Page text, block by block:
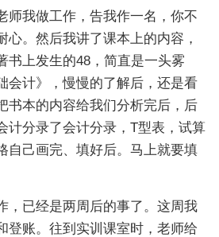
我做工作，告我作一名，你不
心。然后我讲了课本上的内容，
书上发生的48，简直是一头雾
会计》，慢慢的了解后，还是看
书本的内容给我们分析完后，后
计分录了会计分录，T型表，试算
自己画完、填好后。马上就要填
已经是两周后的事了。这周我
登账。往到实训课室时，老师给